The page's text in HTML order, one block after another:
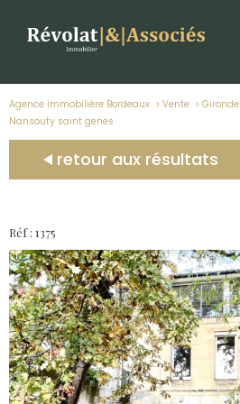
Agence immobilière Bordeaux Vente Gironde
nansouty saint genes
retour aux résultats
Réf : 1375